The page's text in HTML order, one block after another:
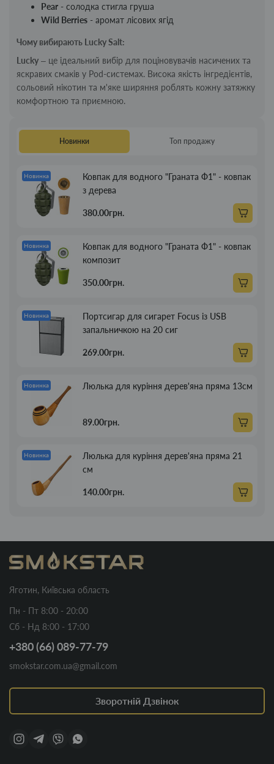
Pear - солодка стигла груша
Wild Berries - аромат лісових ягід
Чому вибирають Lucky Salt:
Lucky – це ідеальний вибір для поціновувачів насичених та
яскравих смаків у Pod-системах. Висока якість інгредієнтів,
сольовий нікотин та м'яке ширяння роблять кожну затяжку
комфортною та приємною.
Новинки Топ продажу
Новинка
Ковпак для водного "Граната Ф1" - ковпак
з дерева
380.00грн.
Новинка
Ковпак для водного "Граната Ф1" - ковпак
композит
350.00грн.
Новинка
Портсигар для сигарет Focus із USB
запальничкою на 20 сиг
269.00грн.
Новинка Люлька для куріння дерев'яна пряма 13см
89.00грн.
Новинка
Люлька для куріння дерев'яна пряма 21
см
140.00грн.
Яготин, Київська область
Пн - Пт 8:00 - 20:00
Сб - Нд 8:00 - 17:00
+380 (66) 089-77-79
smokstar.com.ua@gmail.com
Зворотній Дзвінок